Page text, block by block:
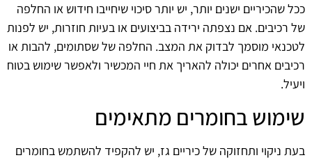
ככל שהכיריים ישנים יותר, יש יותר סיכוי שיחייבו חידוש או החלפה
של רכיבים. אם נצפתה ירידה בביצועים או בעיות חוזרות, יש לפנות
לטכנאי מוסמך לבדוק את המצב. החלפה של שסתומים, להבות או
רכיבים אחרים יכולה להאריך את חיי המכשיר ולאפשר שימוש בטוח
ויעיל.
שימוש בחומרים מתאימים
בעת ניקוי ותחזוקה של כיריים גז, יש להקפיד להשתמש בחומרים